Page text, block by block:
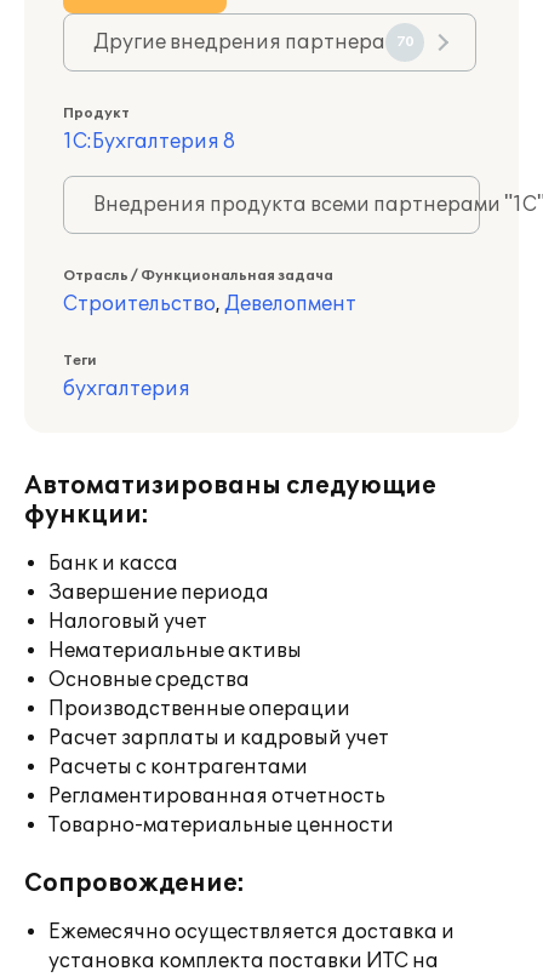
Другие внедрения партнера 70
Продукт
1С:Бухгалтерия 8
Внедрения продукта всеми партнерами
Отрасль / Функциональная задача
Строительство, Девелопмент
Теги
бухгалтерия
Автоматизированы следующие
функции:
Банк и касса
Завершение периода
Налоговый учет
Нематериальные активы
Основные средства
Производственные операции
Расчет зарплаты и кадровый учет
Расчеты с контрагентами
Регламентированная отчетность
Товарно-материальные ценности
Сопровождение:
Ежемесячно осуществляется доставка и
установка комплекта поставки ИТС на